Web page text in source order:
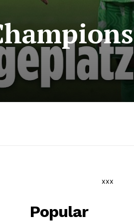
xxx
Popular